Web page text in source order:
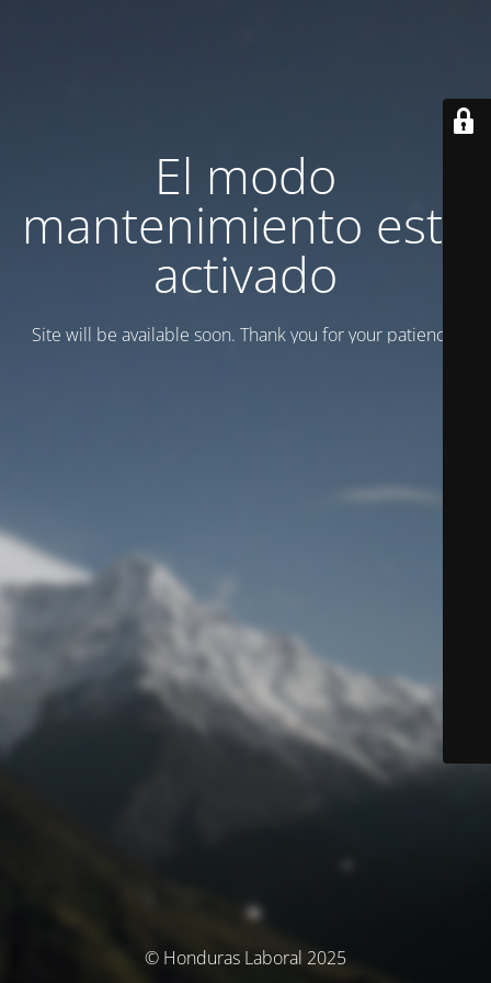
El modo
mantenimiento está
activado
Site will be available soon. Thank you for your patience!
© Honduras Laboral 2025